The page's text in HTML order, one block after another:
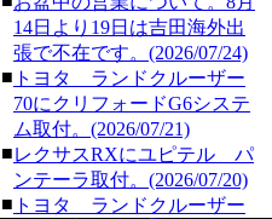
14日より19日は吉田海外出
張で不在です。(2026/07/24)
■ トヨタ ランドクルーザー
70にクリフォードG6システ
ム取付。(2026/07/21)
■レクサスRXにユピテル パ
ンテーラ取付。(2026/07/20)
■ トヨタ ランドクルーザー